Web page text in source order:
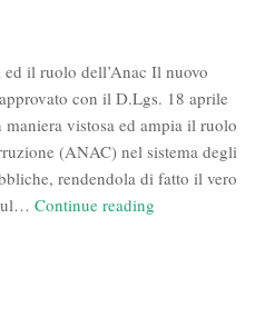
il ruolo dell’Anac Il nuovo
con il D.Lgs. 18 aprile
vistosa ed ampia il ruolo
(ANAC) nel sistema degli
rendendola di fatto il vero
Continue reading